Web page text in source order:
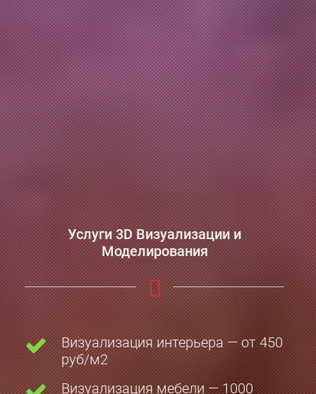
Услуги 3D Визуализации и
Моделирования
Визуализация интерьера — от 450
руб/м2
Визуализация мебели — 1000